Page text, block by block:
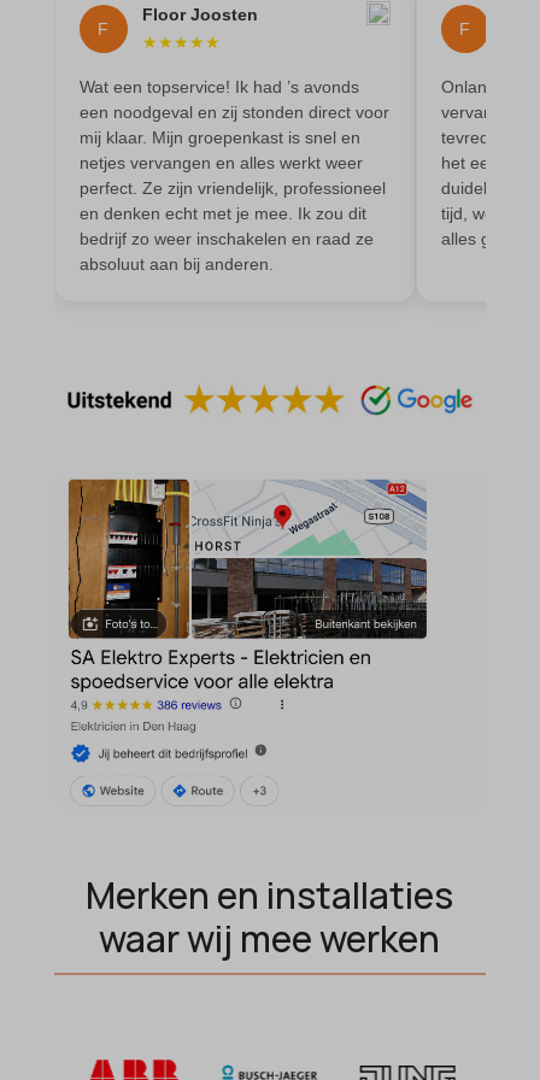
F
Floor Joosten
★★★★★
Wat een topservice! Ik had ’s avonds
een noodgeval en zij stonden direct voor
mij klaar. Mijn groepenkast is snel en
netjes vervangen en alles werkt weer
perfect. Ze zijn vriendelijk, professioneel
en denken echt met je mee. Ik zou dit
bedrijf zo weer inschakelen en raad ze
absoluut aan bij anderen.
F
Onlangs is
vervangen
tevreden
het eerste
duidelijk
tijd, werkte
alles goed
Merken en installaties
waar wij mee werken
et-editor-available-post-*
et-pb-recent-items-font_family
gdpr_consent
googtrans
gt_auto_switch
intercom-id-*
OptanonConsent
wordpress_logged_in_*
wordpress_test_cookie
wp-settings-*
wp-settings-time-*
wpl_viewed_cookie
av_lang
av_tunnel
blocksy_cookies_consent_accepted
borlabs-cookie
cato_fw_inet
cb-enabled
cookiesEnabled
domain
et-editing-post-*
et-recommend-sync-post-*
et-saved-post*
et-saving-post-*
euCookie
ext_name